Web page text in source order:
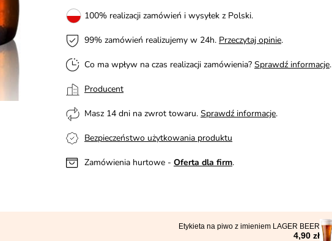
100% realizacji zamówień i wysyłek z Polski.
99% zamówień realizujemy w 24h. Przeczytaj opinie.
Co ma wpływ na czas realizacji zamówienia? Sprawdź informacje.
Producent
Masz 14 dni na zwrot towaru. Sprawdź informacje.
Bezpieczeństwo użytkowania produktu
Zamówienia hurtowe - Oferta dla firm.
Etykieta na piwo z imieniem LAGER BEER
4,90 zł